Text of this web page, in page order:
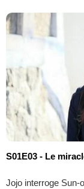
S01E03 - Le
Jojo interroge Sun-